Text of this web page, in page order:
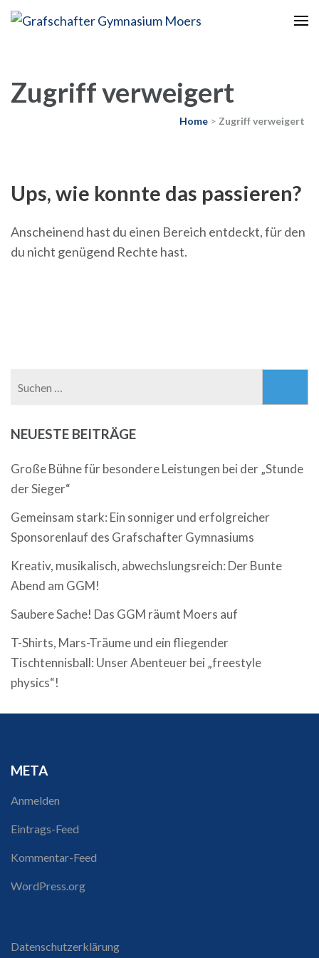
Zugriff verweigert
Home > Zugriff verweigert
Ups, wie konnte das passieren?
Anscheinend hast du einen Bereich entdeckt, für den
du nicht genügend Rechte hast.
NEUESTE BEITRÄGE
Große Bühne für besondere Leistungen bei der „Stunde
der Sieger“
Gemeinsam stark: Ein sonniger und erfolgreicher
Sponsorenlauf des Grafschafter Gymnasiums
Kreativ, musikalisch, abwechslungsreich: Der Bunte
Abend am GGM!
Saubere Sache! Das GGM räumt Moers auf
T-Shirts, Mars-Träume und ein fliegender
Tischtennisball: Unser Abenteuer bei „freestyle
physics“!
META
Anmelden
Eintrags-Feed
Kommentar-Feed
WordPress.org
Datenschutzerklärung